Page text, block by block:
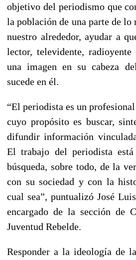
objetivo del periodismo que
la población de una parte de lo
nuestro alrededor, ayudar a
lector, televidente, radioyente
una imagen en su cabeza
sucede en él.
“El periodista es un
cuyo propósito es buscar,
difundir información
El trabajo del periodista
búsqueda, sobre todo, de la
con su sociedad y con la
cual sea”, puntualizó José
encargado de la sección de
Juventud Rebelde.
Responder a la ideología de